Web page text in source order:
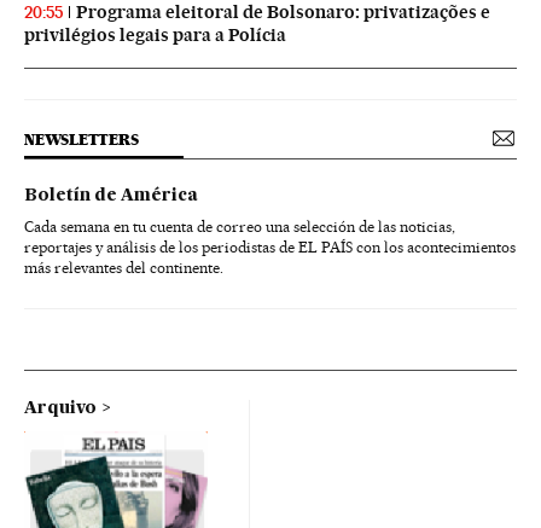
20:55
Programa eleitoral de Bolsonaro: privatizações e
privilégios legais para a Polícia
NEWSLETTERS
Boletín de América
Cada semana en tu cuenta de correo una selección de las noticias,
reportajes y análisis de los periodistas de EL PAÍS con los acontecimientos
más relevantes del continente.
Arquivo